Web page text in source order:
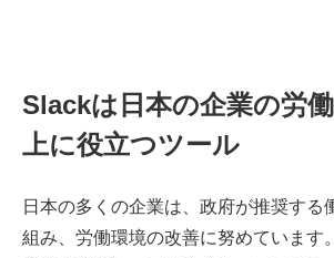
Slackは日本の企業の労
上に役立つツール
日本の多くの企業は、政府が推奨する
組み、労働環境の改善に努めています